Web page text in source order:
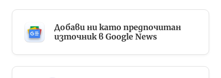
Добави ни като предпочитан
източник в Google News